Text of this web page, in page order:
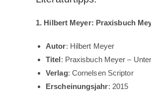
1. Hilbert Meyer: Praxisbuch
Autor: Hilbert Meyer
Titel: Praxisbuch Meyer –
Verlag: Cornelsen Scriptor
Erscheinungsjahr: 2015